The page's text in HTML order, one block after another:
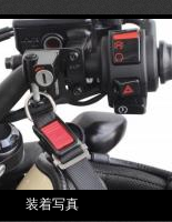
装着写真